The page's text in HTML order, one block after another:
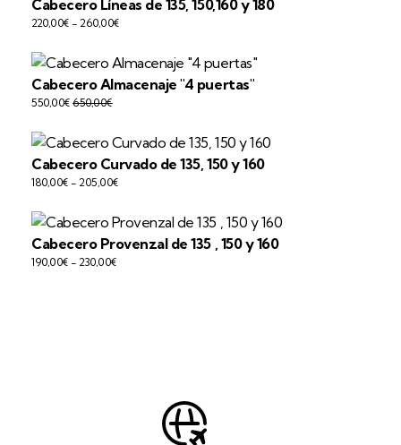
Cabecero Líneas de 135, 150,160 y 180
220,00€ - 260,00€
Cabecero Almacenaje "4 puertas"
550,00€ 650,00€
Cabecero Curvado de 135, 150 y 160
180,00€ - 205,00€
Cabecero Provenzal de 135 , 150 y 160
190,00€ - 230,00€